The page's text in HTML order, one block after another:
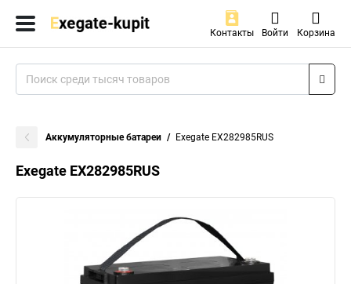
Контакты Войти Корзина
Аккумуляторные батареи Exegate EX282985RUS
Exegate EX282985RUS